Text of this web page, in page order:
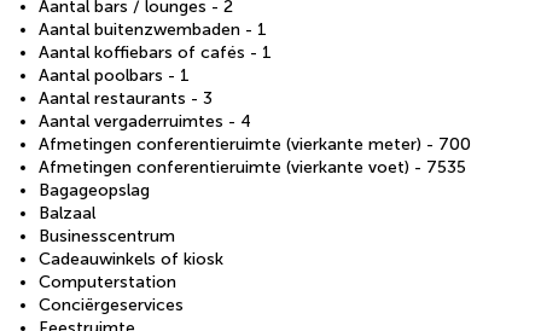
Aantal bars / lounges - 2
Aantal buitenzwembaden - 1
Aantal koffiebars of cafés - 1
Aantal poolbars - 1
Aantal restaurants - 3
Aantal vergaderruimtes - 4
Afmetingen conferentieruimte (vierkante meter) - 700
Afmetingen conferentieruimte (vierkante voet) - 7535
Bagageopslag
Balzaal
Businesscentrum
Cadeauwinkels of kiosk
Computerstation
Conciërgeservices